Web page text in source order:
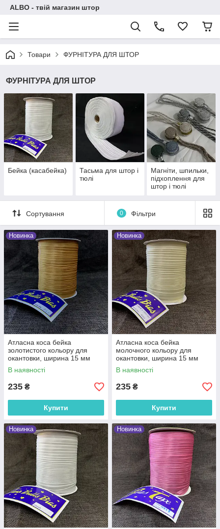
ALBO - твій магазин штор
Товари ФУРНІТУРА ДЛЯ ШТОР
ФУРНІТУРА ДЛЯ ШТОР
Бейка (касабейка)
Тасьма для штор і
тюлі
Магніти, шпильки,
підхоплення для
штор і тюлі
Сортування 0 Фільтри
Новинка
Атласна коса бейка
золотистого кольору для
окантовки, ширина 15 мм
моток 100 м (FU-8150)
В наявності
235 ₴
Купити
Новинка
Атласна коса бейка
молочного кольору для
окантовки, ширина 15 мм
моток 100 м (FU-6-1)
В наявності
235 ₴
Купити
Новинка Новинка